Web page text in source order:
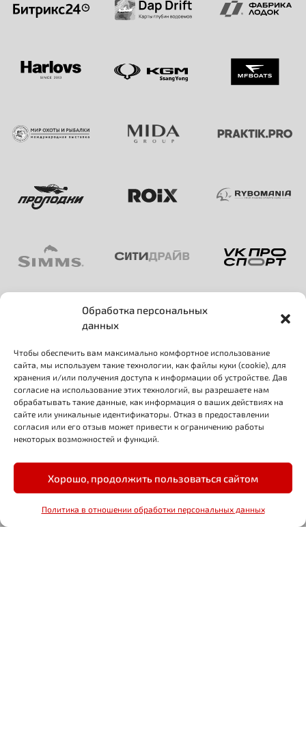
Обработка персональных
данных
Чтобы обеспечить вам максимально комфортное использование
сайта, мы используем такие технологии, как файлы куки (cookie), для
хранения и/или получения доступа к информации об устройстве. Дав
согласие на использование этих технологий, вы разрешаете нам
обрабатывать такие данные, как информация о ваших действиях на
сайте или уникальные идентификаторы. Отказ в предоставлении
согласия или его отзыв может привести к ограничению работы
некоторых возможностей и функций.
Хорошо, продолжить пользоваться сайтом
Политика в отношении обработки персональных данных
BetBoom — титульный партнёр первого и второго
+7 (926) 760-77-94
Будь в курсе событий:
v.shkrut@midagroup.ru
НОВОСТИ ВИДЕО И ФОТО
БЛОГИ
ТУРНИРЫ
СПОРТСМЕНЫ И ЭКИПАЖИ